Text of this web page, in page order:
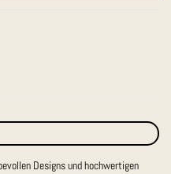
Designs und hochwertigen